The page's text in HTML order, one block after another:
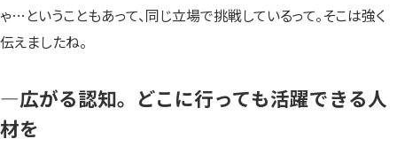
ゃ…ということもあって、同じ立場で挑戦しているって。そこは強く
伝えましたね。
—広がる認知。どこに行っても活躍できる人
材を